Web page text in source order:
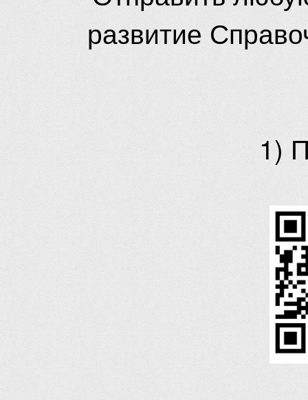
развитие
1)